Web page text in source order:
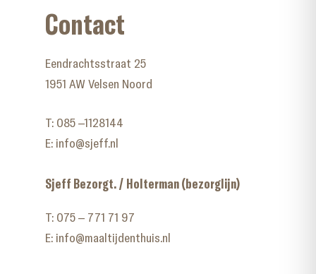
Contact
Eendrachtsstraat 25
1951 AW Velsen Noord
T: 085 –1128144
E: info@sjeff.nl
Sjeff Bezorgt. / Holterman (bezorglijn)
T: 075 – 771 71 97
E: info@maaltijdenthuis.nl